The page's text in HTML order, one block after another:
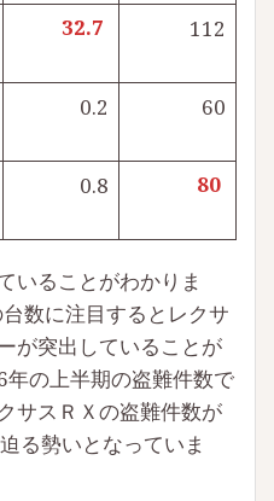
32.7 112
0.2 60
0.8 80
いることがわかりま
数に注目するとレクサ
が突出していることが
の上半期の盗難件数で
サスＲＸの盗難件数が
る勢いとなっていま